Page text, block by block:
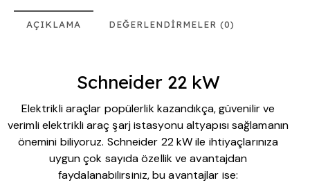
AÇIKLAMA DEĞERLENDIRMELER (0)
Schneider 22 kW
Elektrikli araçlar popülerlik kazandıkça, güvenilir ve
verimli elektrikli araç şarj istasyonu altyapısı sağlamanın
önemini biliyoruz. Schneider 22 kW ile ihtiyaçlarınıza
uygun çok sayıda özellik ve avantajdan
faydalanabilirsiniz, bu avantajlar ise: